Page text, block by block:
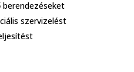
szervizelést